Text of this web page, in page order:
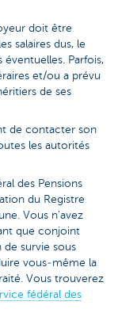
doit être
salaires dus, le
Parfois,
et/ou a prévu
de ses
de contacter son
les autorités
des Pensions
du Registre
Vous n'avez
que conjoint
de survie sous
vous‑même la
Vous trouverez
fédéral des